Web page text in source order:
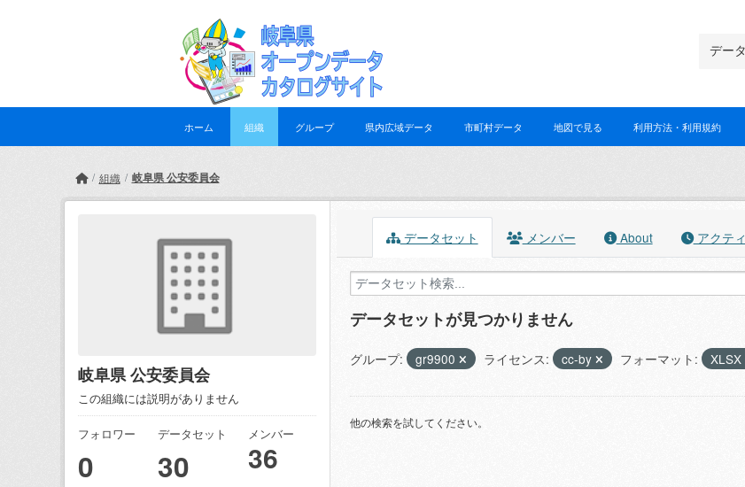
ホーム 組織 グループ 県内広域データ 市町村データ 地図で見る 利用方法・利用規約
組織 岐阜県 公安委員会
岐阜県 公安委員会
この組織には説明がありません
フォロワー
0
データセット
30
メンバー
36
データセット メンバー About アクテ
データセットが見つかりません
グループ: gr9900 ライセンス: cc-by フォーマット: XLSX
他の検索を試してください。